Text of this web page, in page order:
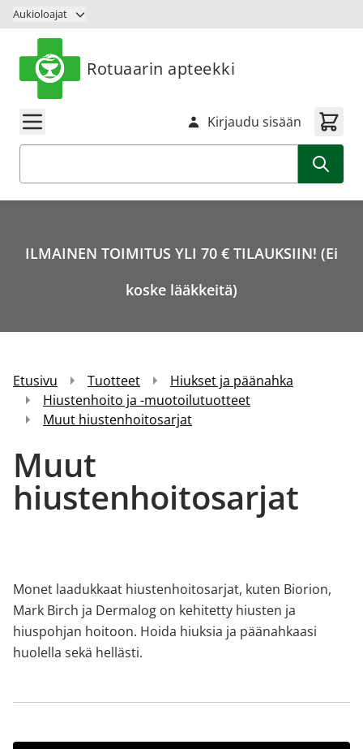
Siirry sisältöön
Aukioloajat
Rotuaarin apteekki
Kirjaudu sisään
ILMAINEN TOIMITUS YLI 70 € TILAUKSIIN! (Ei
koske lääkkeitä)
Etusivu Tuotteet
Hiukset ja päänahka
Hiustenhoito ja -muotoilutuotteet
Muut hiustenhoitosarjat
Muut
hiustenhoitosarjat
Monet laadukkaat hiustenhoitosarjat, kuten Biorion,
Mark Birch ja Dermalog on kehitetty hiusten ja
hiuspohjan hoitoon. Hoida hiuksia ja päänahkaasi
huolella sekä hellästi.